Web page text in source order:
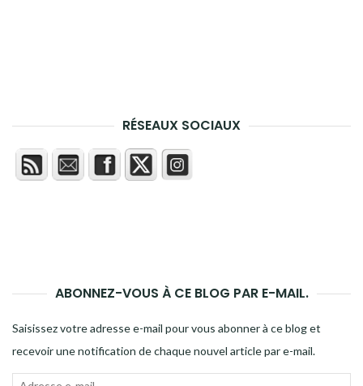
RÉSEAUX SOCIAUX
ABONNEZ-VOUS À CE BLOG PAR E-MAIL.
Saisissez votre adresse e-mail pour vous abonner à ce blog et
recevoir une notification de chaque nouvel article par e-mail.
Adresse